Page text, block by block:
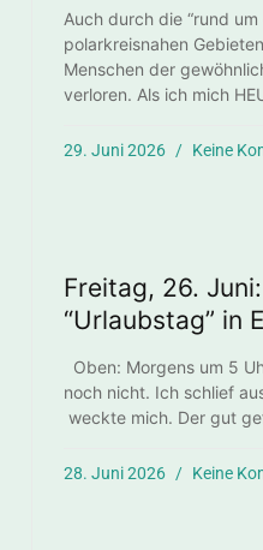
Auch durch die “rund
polarkreisnahen
Menschen der
verloren. Als ich mich
29. Juni 2026 Keine
Freitag, 26.
“Urlaubstag” in
Oben: Morgens um 5
noch nicht. Ich schlief
weckte mich. Der gut
28. Juni 2026 Keine